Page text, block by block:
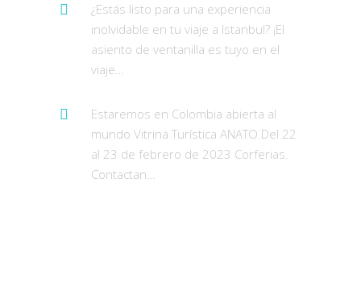
¿Estás listo para una experiencia
inolvidable en tu viaje a Istanbul? ¡El
asiento de ventanilla es tuyo en el
viaje…
Estaremos en Colombia abierta al
mundo Vitrina Turística ANATO Del 22
al 23 de febrero de 2023 Corferias.
Contactan…